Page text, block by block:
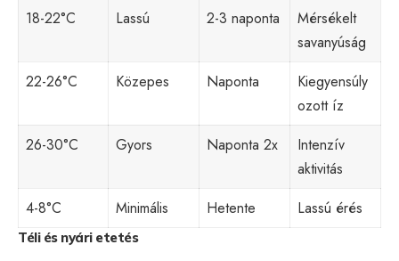
18-22°C Lassú 2-3 naponta
Mérsékelt
savanyúság
22-26°C
Közepes Naponta
Kiegyensúly
ozott íz
26-30°C
Gyors Naponta 2x
Intenzív
aktivitás
4-8°C
Minimális Hetente Lassú érés
Téli és nyári etetés